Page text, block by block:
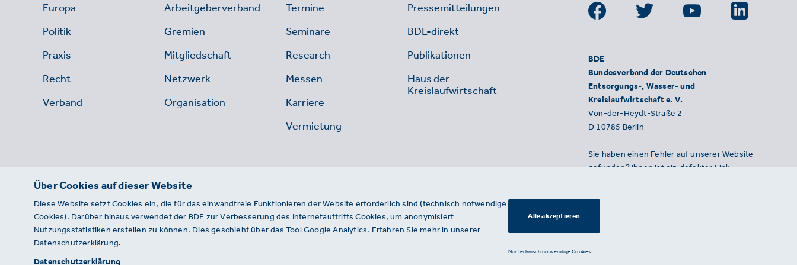
Europa
Politik
Praxis
Recht
Verband
Arbeitgeberverband
Gremien
Mitgliedschaft
Netzwerk
Organisation
Termine
Seminare
Research
Messen
Karriere
Vermietung
Pressemitteilungen
BDE-direkt
Publikationen
Haus der
Kreislaufwirtschaft
BDE
Bundesverband der Deutschen
Entsorgungs-, Wasser- und
Kreislaufwirtschaft e. V.
Von-der-Heydt-Straße 2
D 10785 Berlin
Sie haben einen Fehler auf unserer Website
gefunden? Ihnen ist ein defekter Link
© 2026 · BDE
Über Cookies auf dieser Website
Diese Website setzt Cookies ein, die für das einwandfreie Funktionieren der Website erforderlich sind (technisch notwendige
Cookies). Darüber hinaus verwendet der BDE zur Verbesserung des Internetauftritts Cookies, um anonymisiert
Nutzungsstatistiken erstellen zu können. Dies geschieht über das Tool Google Analytics. Erfahren Sie mehr in unserer
Datenschutzerklärung.
Datenschutzerklärung
Alle akzeptieren
Nur technisch notwendige Cookies